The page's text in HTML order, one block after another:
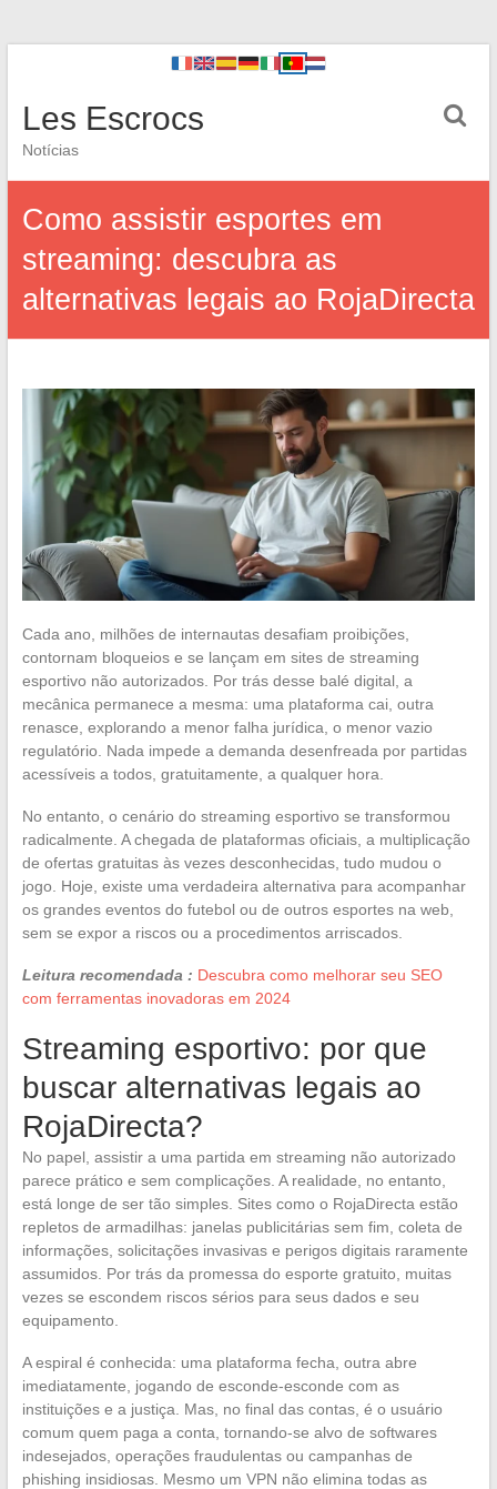
Les Escrocs
Notícias
Como assistir esportes em
streaming: descubra as
alternativas legais ao RojaDirecta
Cada ano, milhões de internautas desafiam proibições,
contornam bloqueios e se lançam em sites de streaming
esportivo não autorizados. Por trás desse balé digital, a
mecânica permanece a mesma: uma plataforma cai, outra
renasce, explorando a menor falha jurídica, o menor vazio
regulatório. Nada impede a demanda desenfreada por partidas
acessíveis a todos, gratuitamente, a qualquer hora.
No entanto, o cenário do streaming esportivo se transformou
radicalmente. A chegada de plataformas oficiais, a multiplicação
de ofertas gratuitas às vezes desconhecidas, tudo mudou o
jogo. Hoje, existe uma verdadeira alternativa para acompanhar
os grandes eventos do futebol ou de outros esportes na web,
sem se expor a riscos ou a procedimentos arriscados.
Leitura recomendada : Descubra como melhorar seu SEO
com ferramentas inovadoras em 2024
Streaming esportivo: por que
buscar alternativas legais ao
RojaDirecta?
No papel, assistir a uma partida em streaming não autorizado
parece prático e sem complicações. A realidade, no entanto,
está longe de ser tão simples. Sites como o RojaDirecta estão
repletos de armadilhas: janelas publicitárias sem fim, coleta de
informações, solicitações invasivas e perigos digitais raramente
assumidos. Por trás da promessa do esporte gratuito, muitas
vezes se escondem riscos sérios para seus dados e seu
equipamento.
A espiral é conhecida: uma plataforma fecha, outra abre
imediatamente, jogando de esconde-esconde com as
instituições e a justiça. Mas, no final das contas, é o usuário
comum quem paga a conta, tornando-se alvo de softwares
indesejados, operações fraudulentas ou campanhas de
phishing insidiosas. Mesmo um VPN não elimina todas as